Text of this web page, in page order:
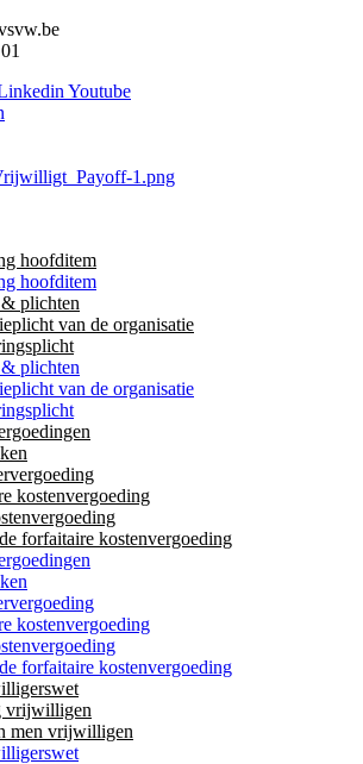
Youtube
hoofditem
hoofditem
plichten
van de organisatie
plichten
van de organisatie
kostenvergoeding
forfaitaire kostenvergoeding
kostenvergoeding
forfaitaire kostenvergoeding
vrijwilligen
men vrijwilligen